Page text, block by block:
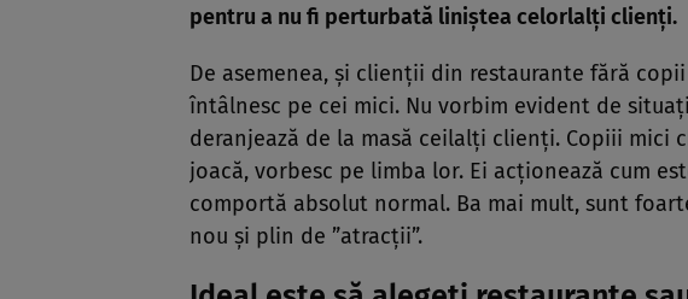
pentru a nu fi perturbată liniștea celorlalți clienți.
De asemenea, și clienții din restaurante fără
întâlnesc pe cei mici. Nu vorbim evident de
deranjează de la masă ceilalți clienți. Copiii mici
joacă, vorbesc pe limba lor. Ei acționează cum
comportă absolut normal. Ba mai mult, sunt
nou și plin de ”atracții”.